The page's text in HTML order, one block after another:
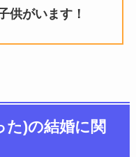
供がいます！
た)の結婚に関